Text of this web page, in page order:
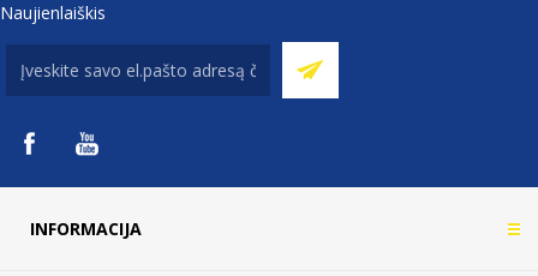
Naujienlaiškis
INFORMACIJA